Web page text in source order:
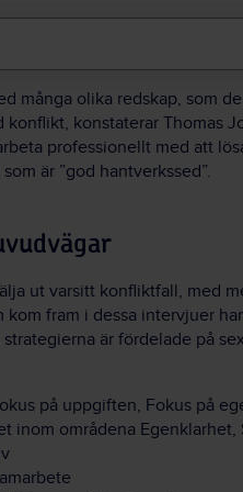
många olika redskap, som
konstaterar Thomas
professionellt med att
är ”god hantverkssed”.
ut varsitt konfliktfall, med
fram i dessa intervjuer
är fördelade på
på uppgiften, Fokus på
inom områdena Egenklarhet,